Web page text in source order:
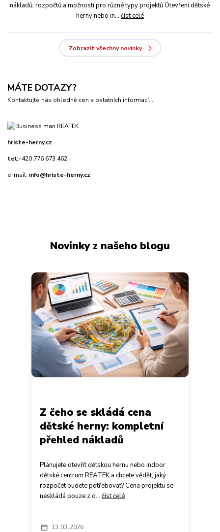
nákladů, rozpočtů a možností pro různé typy projektů Otevření dětské
herny nebo in... číst celé
Zobrazit všechny novinky
MÁTE DOTAZY?
Kontaktujte nás ohledně cen a ostatních informací...
hriste-herny.cz
tel:+420 776 673 462
e-mail: info@hriste-herny.cz
Novinky z našeho blogu
13 03 2026
Z čeho se skládá cena
dětské herny: kompletní
přehled nákladů
Plánujete otevřít dětskou hernu nebo indoor
dětské centrum REATEK a chcete vědět, jaký
rozpočet budete potřebovat? Cena projektu se
neskládá pouze z d...číst celé